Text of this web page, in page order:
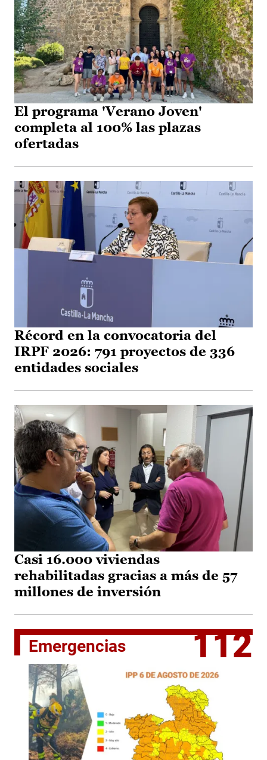
El programa 'Verano Joven'
completa al 100% las plazas
ofertadas
Récord en la convocatoria del
IRPF 2026: 791 proyectos de 336
entidades sociales
Casi 16.000 viviendas
rehabilitadas gracias a más de 57
millones de inversión
Emergencias 112